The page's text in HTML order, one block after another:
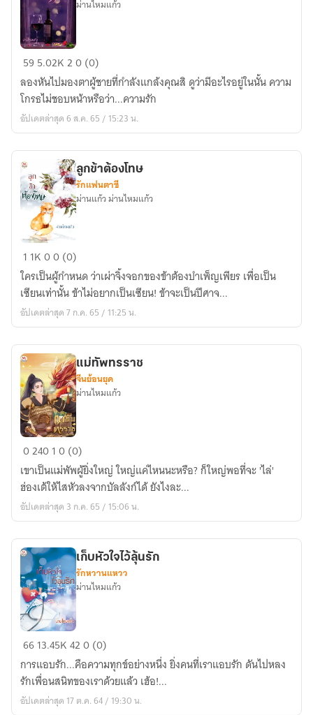
ดีไซน์
มัด
ใจ
รัก
ม่านไหมแก้ว
59 5.02K20 (0)
ลองหันไปมองตาผู้ชายที่กำลังแกล้งคุณสิ ดูว่ามีอะไรอยู่ในนั้น ความ
โกรธไม่ชอบหน้าหรือว่า...ความรัก
อัปเดตล่าสุด 6 ส.ค. 65 / 15:23 น.
ลูก
ข้า
ต้อง
โทษ
ลูกข้าต้องโทษ
รักแฟนตาซี
ม่านแก้ว ม่านไหมแก้ว
1 1K00 (0)
ใครเป็นผู้กำหนด ว่าเผ่าจิ้งจอกของข้าต้องบำเพ็ญเพียร เพื่อเป็น
เซียนเท่านั้น ข้าไม่อยากเป็นเซียน! ข้าจะเป็นปีศาจ...
อัปเดตล่าสุด 7 ก.ค. 65 / 11:25 น.
แม่ทัพ
ทรราช
แม่ทัพทรราช
จีนย้อนยุค
ม่านไหมแก้ว
024010 (0)
เขาเป็นแม่พัพผู้ยิ่งใหญ่ ใหญ่แค่ไหนนะหรือ? ก็ใหญ่พอที่จะ 'ไล่'
ฮ่องเต้ให้ไสหัวลงจากบัลลังก์ได้ ยังไงละ...
อัปเดตล่าสุด 3 ก.ค. 65 / 15:06 น.
เก็บ
ไว้
ลุ้น
รัก
เก็บหัวใจไว้ลุ้นรัก
รักหวานแหวว
ม่านไหมแก้ว
6613.45K420 (0)
การแอบรัก...คือความทุกข์อย่างหนึ่ง ยิ่งคนที่เราแอบรัก ดันไปหลง
รักเพื่อนสนิทของเราด้วยแล้ว เฮ้อ!...
อัปเดตล่าสุด 17 ต.ค. 64 / 19:30 น.